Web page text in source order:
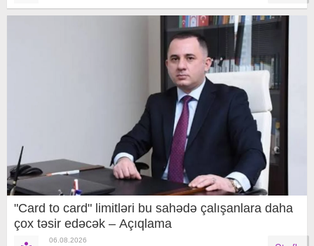
"Card to card" limitləri bu sahədə çalışanlara daha
çox təsir edəcək – Açıqlama
06.08.2026